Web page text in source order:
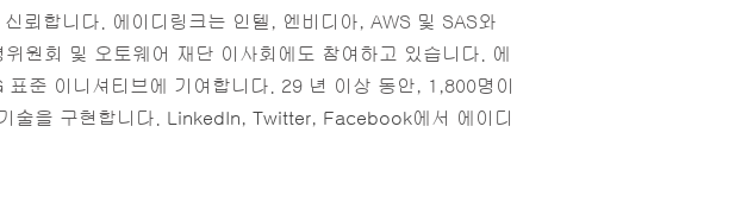
뢰합니다. 에이디링크는 인텔, 엔비디아, AWS 및 SAS와
원회 및 오토웨어 재단 이사회에도 참여하고 있습니다. 에
준 이니셔티브에 기여합니다. 29 년 이상 동안, 1,800명이
술을 구현합니다. LinkedIn Twitter Facebook에서 에이디